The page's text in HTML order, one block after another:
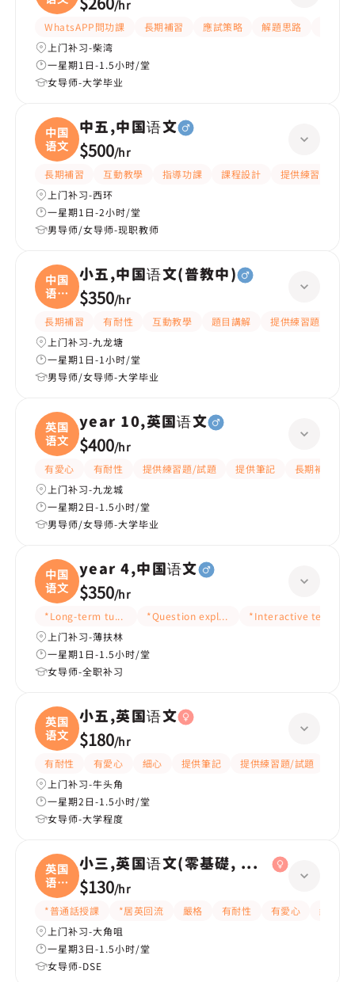
/hr
WhatsAPP問功課 長期補習 應試策略 解題思路
上门补习-柴湾
一星期1日-1.5小时/堂
女导师-大学毕业
中国
语文
中五,中国语文
$500/hr
長期補習 互動教學 指導功課 課程設計
提供練習題/試題
上门补习-西环
一星期1日-2小时/堂
男导师/女导师-现职教师
中国
语文
(
小五,中国语文(普教中)
$350/hr
長期補習 有耐性 互動教學 題目講解
提供練習題/試題
上门补习-九龙塘
一星期1日-1小时/堂
男导师/女导师-大学毕业
英国
语文
year 10,英国语文
$400/hr
有愛心 有耐性 提供練習題/試題 提供筆記
長期補習
上门补习-九龙城
一星期2日-1.5小时/堂
男导师/女导师-大学毕业
中国
语文
year 4,中国语文
$350/hr
*Long-term tutoring *Question explanation*Interactive teaching
上门补习-薄扶林
一星期1日-1.5小时/堂
女导师-全职补习
英国
语文
小五,英国语文
$180/hr
有耐性 有愛心 細心 提供筆記 提供練習題/試題
上门补习-牛头角
一星期2日-1.5小时/堂
女导师-大学程度
英国
语文
(
小三,英国语文(零基礎, 會話)
$130/hr
*普通話授課 *居英回流 嚴格 有耐性 有愛心
細心
上门补习-大角咀
一星期3日-1.5小时/堂
女导师-DSE